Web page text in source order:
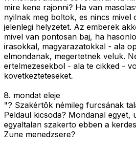
mire kene rajonni? Ha van
nyilnak meg boltok, es nincs mivel
jelenlegi helyzetet. Az emberek
mivel van pontosan baj, ha
irasokkal, magyarazatokkal - ala
elmondanak, megertetnek veluk.
ertelmezesekbol - ala te cikked -
kovetkezteteseket.
8. mondat eleje
"? Szakértõk némileg furcsának
Peldaul kicsoda? Mondanal egyet,
egyaltalan szakerto ebben a
Zune menedzsere?